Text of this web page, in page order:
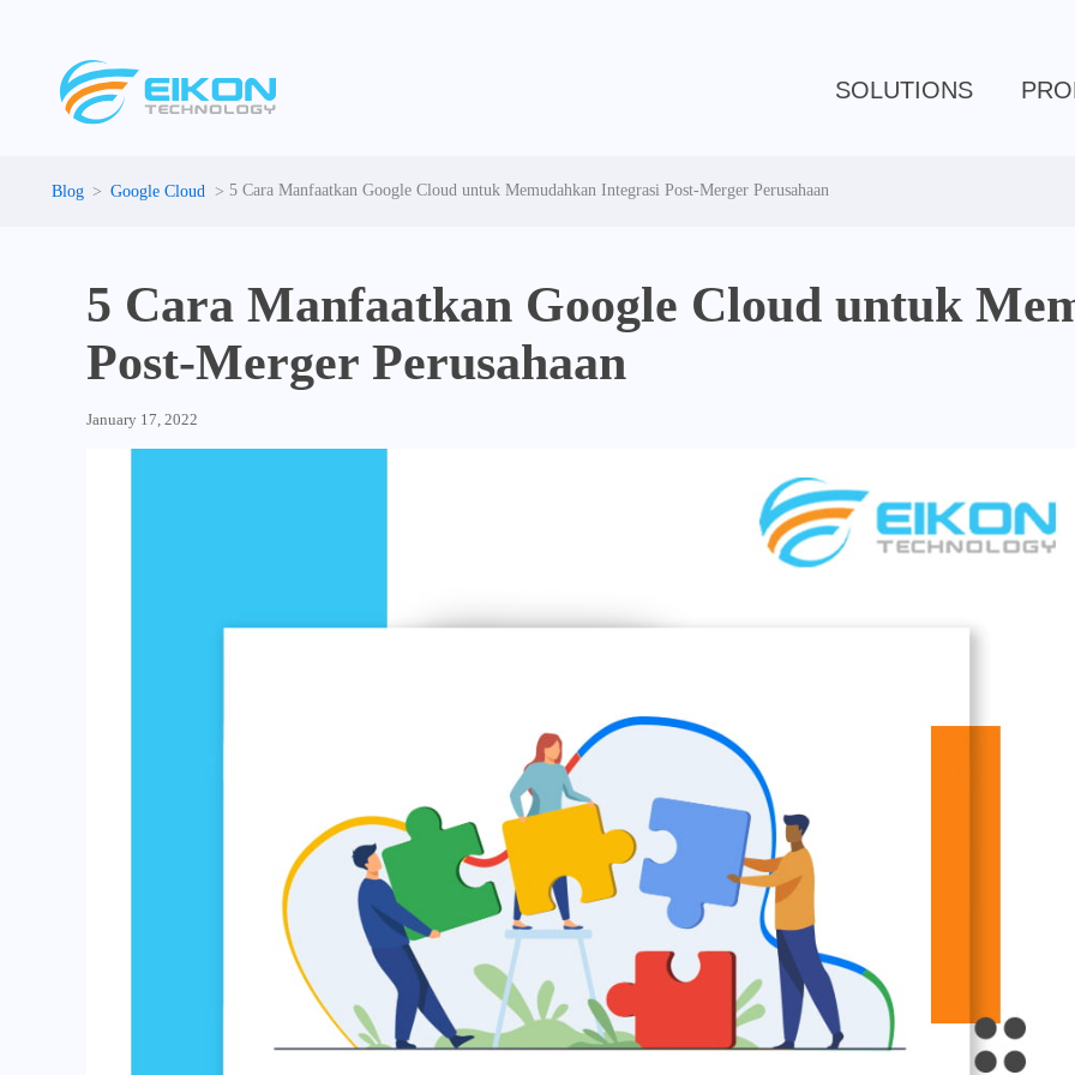
SOLUTIONS
Google Cloud 5 Cara Manfaatkan Google Cloud untuk Memudahkan Integrasi Post-Merger Perusahaan
5 Cara Manfaatkan Google Cloud untuk
Post-Merger Perusahaan
January 17, 2022